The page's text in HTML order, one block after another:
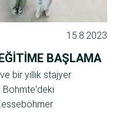
15.8.2023
BAŞLAMA
bir yıllık stajyer
Bohmte'deki